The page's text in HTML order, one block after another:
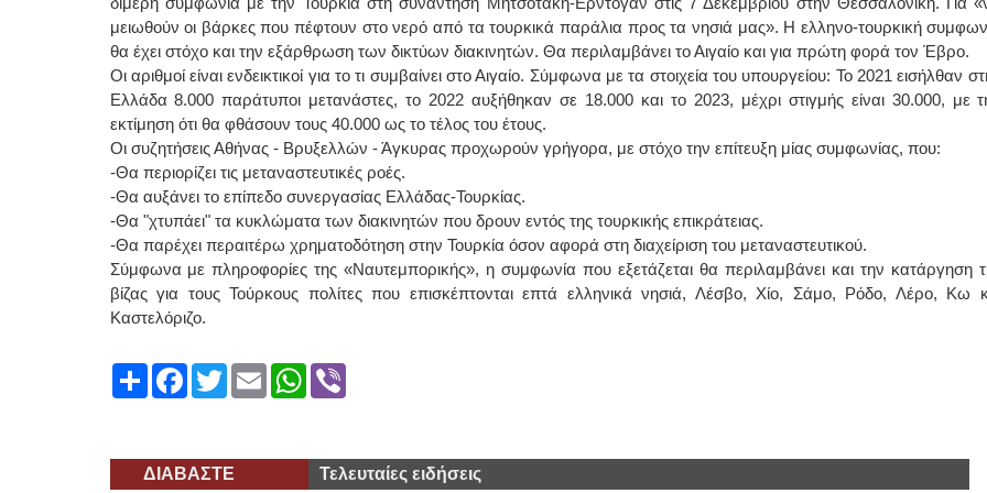
μειωθούν οι βάρκες που πέφτουν στο νερό από τα τουρκικά παράλια προς τα νησιά μας». Η ελληνο-τουρκική
θα έχει στόχο και την εξάρθρωση των δικτύων διακινητών. Θα περιλαμβάνει το Αιγαίο και για πρώτη φορά τον Έβρο.
Οι αριθμοί είναι ενδεικτικοί για το τι συμβαίνει στο Αιγαίο. Σύμφωνα με τα στοιχεία του υπουργείου: Το 2021 εισήλθαν
Ελλάδα 8.000 παράτυποι μετανάστες, το 2022 αυξήθηκαν σε 18.000 και το 2023, μέχρι στιγμής είναι 30.000, με
εκτίμηση ότι θα φθάσουν τους 40.000 ως το τέλος του έτους.
Οι συζητήσεις Αθήνας - Βρυξελλών - Άγκυρας προχωρούν γρήγορα, με στόχο την επίτευξη μίας συμφωνίας, που:
-Θα περιορίζει τις μεταναστευτικές ροές.
-Θα αυξάνει το επίπεδο συνεργασίας Ελλάδας-Τουρκίας.
-Θα "χτυπάει" τα κυκλώματα των διακινητών που δρουν εντός της τουρκικής επικράτειας.
-Θα παρέχει περαιτέρω χρηματοδότηση στην Τουρκία όσον αφορά στη διαχείριση του μεταναστευτικού.
Σύμφωνα με πληροφορίες της «Ναυτεμπορικής», η συμφωνία που εξετάζεται θα περιλαμβάνει και την κατάργηση
βίζας για τους Τούρκους πολίτες που επισκέπτονται επτά ελληνικά νησιά, Λέσβο, Χίο, Σάμο, Ρόδο, Λέρο, Κω
Καστελόριζο.
ShareFacebook
TwitterEmailWhatsApp
Viber
ΔΙΑΒΑΣΤΕ Τελευταίες ειδήσεις
ΙΩΑΝΝΗΣ Α. ΜΑΛΛΙΑΣ
ΧΕΙΡΟΥΡΓΟΣ
ΟΦΘΑΛΜΙΑΤΡΟΣ
Καλλιπόλεως 3,Νέα Σμύρνη,
τηλ:210-9320215
Χειρουργός Ωτορινολαρυγγολόγος
Έλενα Μπούμπα
Στρατιωτικός Ιατρός